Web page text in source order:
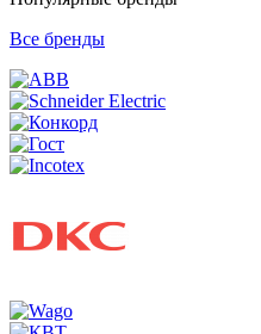
Все бренды